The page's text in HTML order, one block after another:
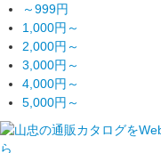
～999円
1,000円～
2,000円～
3,000円～
4,000円～
5,000円～